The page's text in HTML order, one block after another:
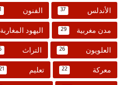
الأندلس 37 الفنون
مدن مغربية 29 اليهود المغاربة
العلويون 26 التراث
معركة 22 تعليم